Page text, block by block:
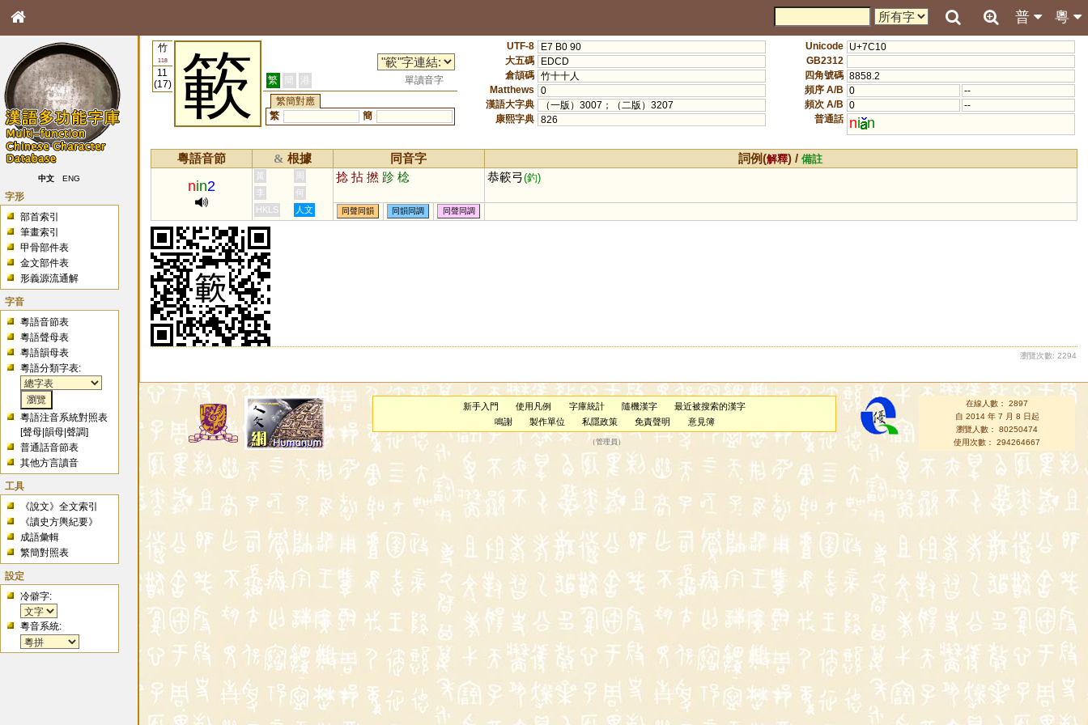
粵
普
中文 ENG
字形
部首索引
筆畫索引
甲骨部件表
金文部件表
形義源流通解
字音
粵語音節表
粵語聲母表
粵語韻母表
粵語分類字表:
粵語注音系統對照表
[聲母 |韻母 |聲調]
普通話音節表
其他方言讀音
工具
《說文》全文索引
《讀史方輿紀要》
成語彙輯
繁簡對照表
設定
冷僻字:
粵音系統:
竹
118
11
(17)
簐 繁 簡 港
單讀音字
繁簡對應
繁
簡
UTF-8
E7 B0 90
大五碼
EDCD
倉頡碼 竹十十人
Matthews
0
漢語大字典
（一版）3007；（二版）3207
康熙字典 826
Unicode U+7C10
GB2312
四角號碼 8858.2
頻序 A/B 0
--
頻次 A/B 0
--
普通話 ni n
粵語音節 & 根據 同音字 詞例(解釋) /備註
nin2
黃 周 捻 拈 撚 跈 棯 恭簐弓(釣)
李
何
HKLS
人文 同聲同韻 同韻同調 同聲同調
瀏覽次數: 2294
新手入門 使用凡例 字庫統計 隨機漢字
最近被搜索的漢字
鳴謝
製作單位 私隱政策 免責聲明 意見簿
（管理員 ）
在線人數： 2897
自 2014 年 7 月 8 日起
瀏覽人數： 80250474
使用次數： 294264667